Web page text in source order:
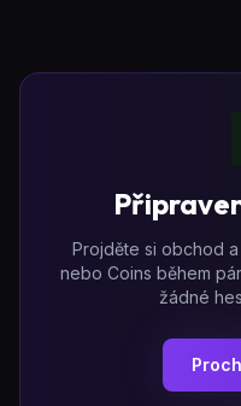
Projděte si obchod
nebo Coins během
žádné